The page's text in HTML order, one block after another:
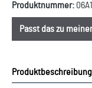
Produktnummer:
Passt das zu
Produktbeschreibung